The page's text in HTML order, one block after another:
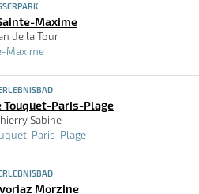
Maxime
de la Tour
Maxime
Touquet-Paris-Plage
Sabine
Paris-Plage
Morzine